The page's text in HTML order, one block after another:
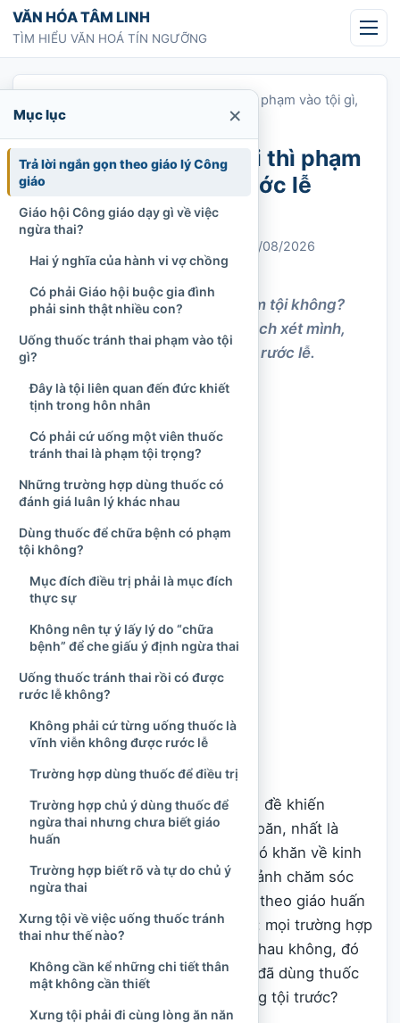
Chuyển tới nội dung
VĂN HÓA TÂM LINH
TÌM HIỂU VĂN HOÁ TÍN NGƯỠNG
Uống thuốc tránh thai thì phạm vào tội gì,
có được rước lễ không?
Uống thuốc tránh thai thì phạm
vào tội gì, có được rước lễ
không?
Cập nhật: 01/08/2026
Công giáo
1.075 lượt xem
Uống thuốc tránh thai có phạm tội không?
Tìm hiểu giáo lý Công giáo, cách xét mình,
xưng tội và điều kiện để được rước lễ.
Việc uống thuốc tránh thai là vấn đề khiến
không ít người Công giáobăn khoăn, nhất là
những đôi vợ chồng đang gặp khó khăn về kinh
tế, sức khỏe, tâm lý hoặc hoàn cảnh chăm sóc
con cái. Nhiều người muốn sống theo giáo huấn
của Giáo hội nhưng chưa hiểu rõ: mọi trường hợp
dùng thuốc tránh thai có giống nhau không, đó
là tội nhẹ hay tội nặng, và người đã dùng thuốc
có được lên
hay phải xưng tội trước?
Mục lục ×
Trả lời ngắn gọn theo giáo lý Công
giáo
Giáo hội Công giáo dạy gì về việc
ngừa thai?
Hai ý nghĩa của hành vi vợ chồng
Có phải Giáo hội buộc gia đình
phải sinh thật nhiều con?
Uống thuốc tránh thai phạm vào tội
gì?
Đây là tội liên quan đến đức khiết
tịnh trong hôn nhân
Có phải cứ uống một viên thuốc
tránh thai là phạm tội trọng?
Những trường hợp dùng thuốc có
đánh giá luân lý khác nhau
Dùng thuốc để chữa bệnh có phạm
tội không?
Mục đích điều trị phải là mục đích
thực sự
Không nên tự ý lấy lý do “chữa
bệnh” để che giấu ý định ngừa thai
Uống thuốc tránh thai rồi có được
rước lễ không?
Không phải cứ từng uống thuốc là
vĩnh viễn không được rước lễ
Trường hợp dùng thuốc để điều trị
Trường hợp chủ ý dùng thuốc để
ngừa thai nhưng chưa biết giáo
huấn
Trường hợp biết rõ và tự do chủ ý
ngừa thai
Xưng tội về việc uống thuốc tránh
thai như thế nào?
Không cần kể những chi tiết thân
mật không cần thiết
Xưng tội phải đi cùng lòng ăn năn